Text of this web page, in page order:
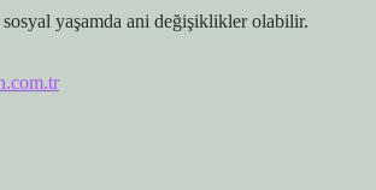
yaşamda ani değişiklikler olabilir.